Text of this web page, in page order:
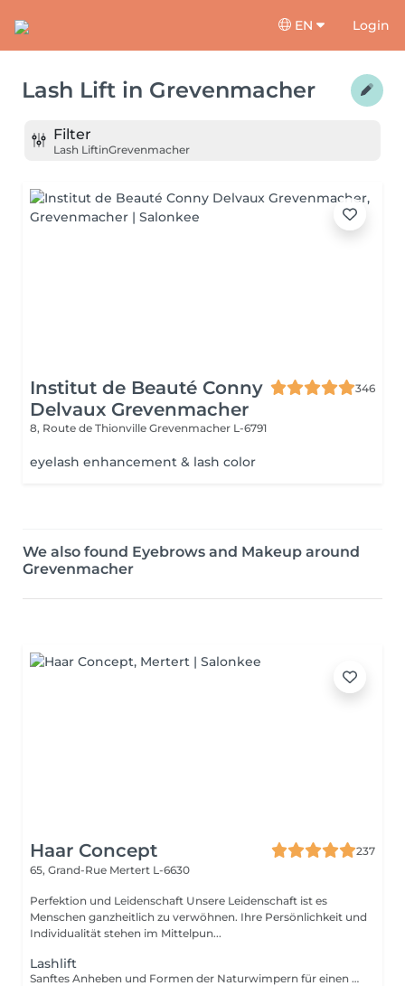
EN Login
Lash Lift in Grevenmacher
Filter
Lash LiftinGrevenmacher
Institut de Beauté Conny
Delvaux Grevenmacher
346
8, Route de Thionville Grevenmacher L-6791
eyelash enhancement & lash color
We also found Eyebrows and Makeup around
Grevenmacher
Haar Concept
237
65, Grand-Rue Mertert L-6630
Perfektion und Leidenschaft Unsere Leidenschaft ist es
Menschen ganzheitlich zu verwöhnen. Ihre Persönlichkeit und
Individualität stehen im Mittelpun...
Lashlift
Sanftes Anheben und Formen der Naturwimpern für einen offenen, wachen Blick - ganz ohne Wimpernzange oder Extensions